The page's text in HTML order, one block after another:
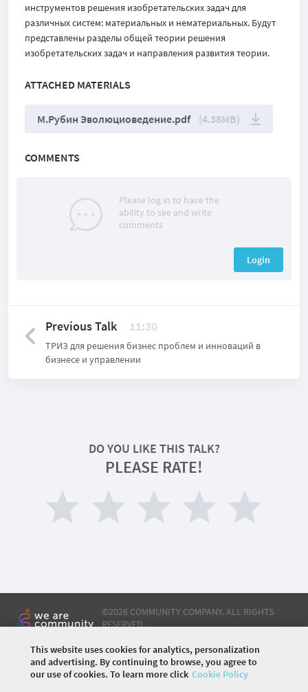
инструментов решения изобретательских задач для
различных систем: материальных и нематериальных. Будут
представлены разделы общей теории решения
изобретательских задач и направления развития теории.
ATTACHED MATERIALS
М.Рубин Эволюциоведение.pdf (4.38MB)
COMMENTS
Please log in to have the
ability to see and write
comments
Login
Previous Talk 11:30
ТРИЗ для решения бизнес проблем и инноваций в
бизнесе и управлении
DO YOU LIKE THIS TALK?
PLEASE RATE!
©2026 COMMUNITY COMPANY. ALL RIGHTS
RESERVED.
HOME AGENDA
BY VISA
СТОИМОСТЬ БИЛЕТОВ
SPEAKERS
ОТЕЛИ
This website uses cookies for analytics, personalization
and advertising. By continuing to browse, you agree to
our use of cookies. To learn more click Cookie Policy